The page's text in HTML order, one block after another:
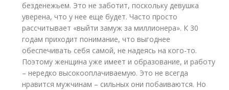
безденежьем. Это не заботит, поскольку девушка
уверена, что у нее еще будет. Часто просто
рассчитывает «выйти замуж за миллионера». К 30
годам приходит понимание, что выгоднее
обеспечивать себя самой, не надеясь на кого-то.
Поэтому женщина уже имеет и образование, и работу
– нередко высокооплачиваемую. Это не всегда
нравится мужчинам – сильных они побаиваются. Но